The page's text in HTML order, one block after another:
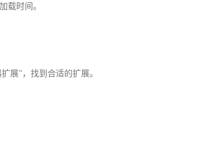
载时间。
展”，找到合适的扩展。